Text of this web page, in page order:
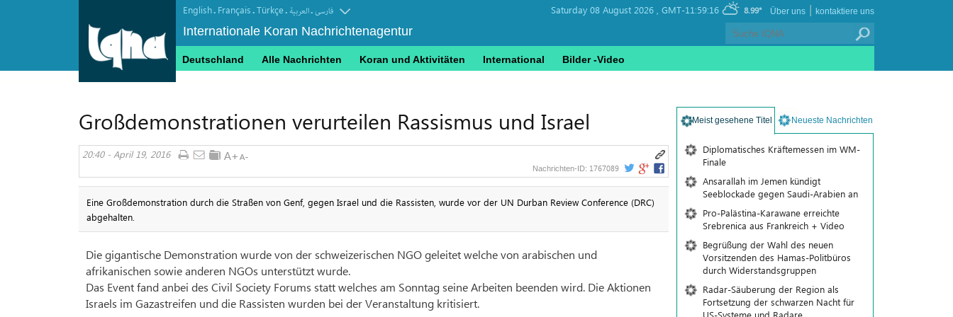
English. Français.Türkçe. العربیة.فارسی
Internationale Koran Nachrichtenagentur
Saturday 08 August 2026 , GMT-11:59:16 8.99° kontaktiere uns
|
Über uns
Deutschland Alle Nachrichten Koran und Aktivitäten International Bilder -Video
Großdemonstrationen verurteilen Rassismus und Israel
20:40 - April 19, 2016
Nachrichten-ID: 1767089
Eine Großdemonstration durch die Straßen von Genf, gegen Israel und die Rassisten, wurde vor der UN Durban Review Conference (DRC)
abgehalten.
Die gigantische Demonstration wurde von der schweizerischen NGO geleitet welche von arabischen und
afrikanischen sowie anderen NGOs unterstützt wurde.
Das Event fand anbei des Civil Society Forums statt welches am Sonntag seine Arbeiten beenden wird. Die Aktionen
Israels im Gazastreifen und die Rassisten wurden bei der Veranstaltung kritisiert.
Meist gesehene Titel Neueste Nachrichten
Diplomatisches Kräftemessen im WM-
Finale
Ansarallah im Jemen kündigt
Seeblockade gegen Saudi-Arabien an
Pro-Palästina-Karawane erreichte
Srebrenica aus Frankreich + Video
Begrüßung der Wahl des neuen
Vorsitzenden des Hamas-Politbüros
durch Widerstandsgruppen
Radar-Säuberung der Region als
Fortsetzung der schwarzen Nacht für
US-Systeme und Radare